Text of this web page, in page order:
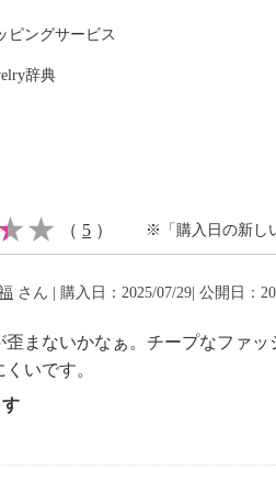
ピングサービス
辞典
（ 5 ） ※「購入日の新し
さん | 購入日：2025/07/29| 公開日：
まないかなぁ。チープなファ
いです。